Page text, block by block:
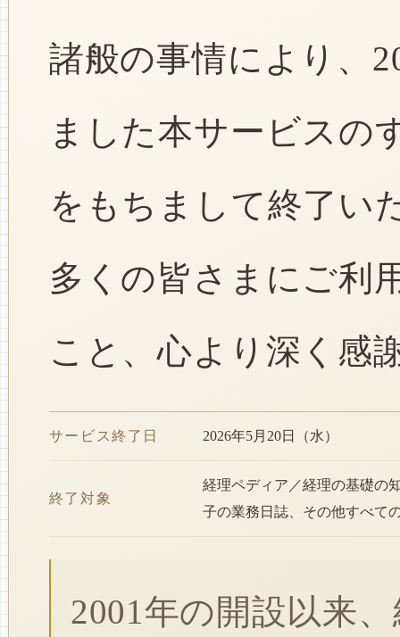
諸般の事情により、
ました本サービスの
をもちまして終了い
多くの皆さまにご利
こと、心より深く感
サービス終了日 2026年5月20日（水）
終了対象
経理ペディア／経理の基礎の
子の業務日誌、その他すべて
2001年の開設以来